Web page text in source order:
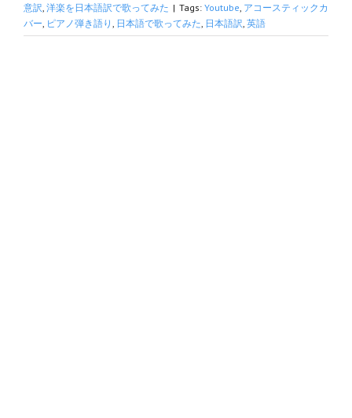
意訳 洋楽を日本語訳で歌ってみた | Tags: Youtube アコースティックカ
バー ピアノ弾き語り 日本語で歌ってみた 日本語訳 英語